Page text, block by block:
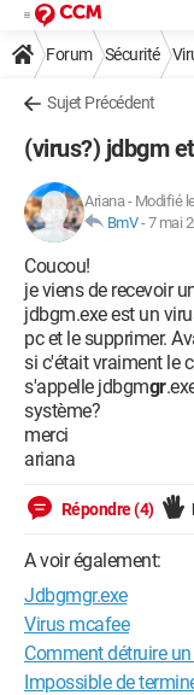
Forum Sécurité
Sujet Précédent
(virus?) jdbgm
Ariana- Modifié
BmV-7 mai
Coucou!
je viens de recevoir
jdbgm.exe est un
pc et le supprimer.
si c'était vraiment le
s'appelle jdbgmgr
système?
merci
ariana
Répondre (4)
A voir également:
Jdbgmgr.exe
Virus mcafee
Comment détruire
Impossible de